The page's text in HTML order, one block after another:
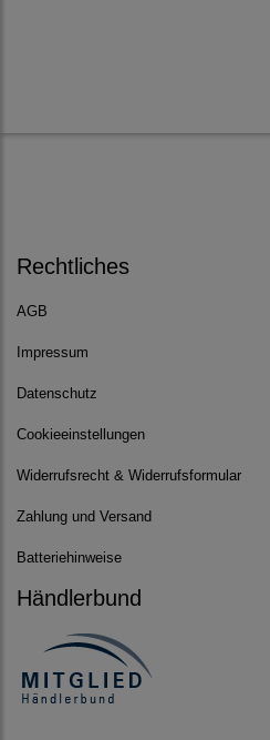
Rechtliches
AGB
Impressum
Datenschutz
Cookieeinstellungen
Widerrufsrecht & Widerrufsformular
Zahlung und Versand
Batteriehinweise
Händlerbund